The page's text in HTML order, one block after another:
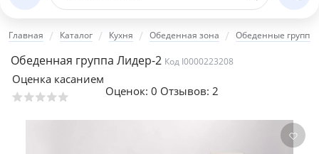
Главная Каталог Кухня Обеденная зона Обеденные группы
Обеденная группа Лидер-2 Код I0000223208
Оценка касанием
Оценок: 0 Отзывов: 2